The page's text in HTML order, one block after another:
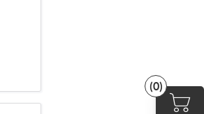
(0)